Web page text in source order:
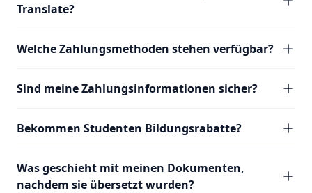
Translate?
Welche Zahlungsmethoden stehen verfügbar?
Sind meine Zahlungsinformationen sicher?
Bekommen Studenten Bildungsrabatte?
Was geschieht mit meinen Dokumenten,
nachdem sie übersetzt wurden?